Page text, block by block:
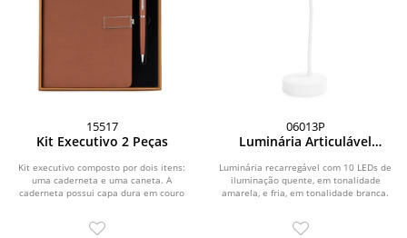
15517
Kit Executivo 2 Peças
Kit executivo composto por dois itens:
uma caderneta e uma caneta. A
caderneta possui capa dura em couro
06013P
Luminária Articulável
Luminária recarregável com 10 LEDs de
iluminação quente, em tonalidade
amarela, e fria, em tonalidade branca.